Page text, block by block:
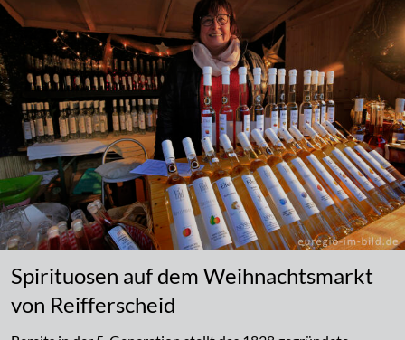
Spirituosen auf dem Weihnachtsmarkt
von Reifferscheid